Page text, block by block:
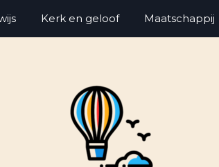
Kerk en geloof Maatschappij